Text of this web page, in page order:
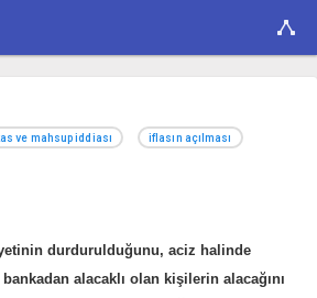
ve mahsup iddiası iflasın açılması
durdurulduğunu, aciz halinde
alacaklı olan kişilerin alacağını